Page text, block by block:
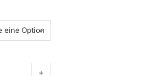
Edelstahl Mercedes C-Klasse T-Modell